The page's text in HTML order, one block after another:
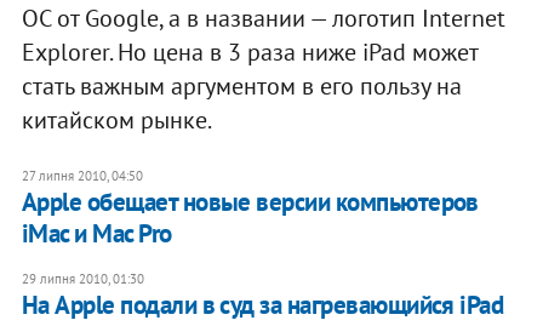
ОС от Google, а в названии — логотип Internet
Explorer. Но цена в 3 раза ниже iPad может
стать важным аргументом в его пользу на
китайском рынке.
27 липня 2010, 04:50
Apple обещает новые версии компьютеров
iMac и Mac Pro
29 липня 2010, 01:30
На Apple подали в суд за нагревающийся iPad